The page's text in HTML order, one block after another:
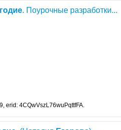
. Поурочные разработки...
erid: 4CQwVszL76wuPqttfFA.